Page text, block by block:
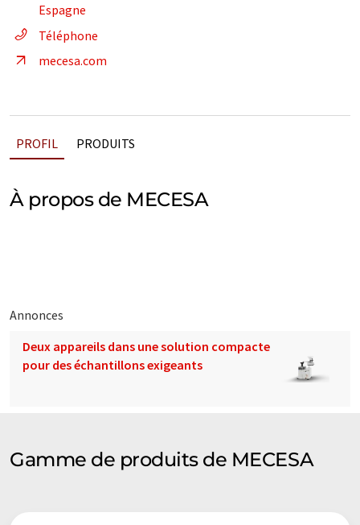
Espagne
Téléphone
mecesa.com
PROFIL PRODUITS
À propos de MECESA
Annonces
Deux appareils dans une solution compacte
pour des échantillons exigeants
Gamme de produits de MECESA